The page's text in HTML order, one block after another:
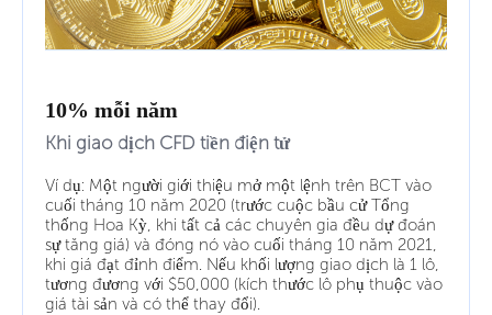
10% mỗi năm
Khi giao dịch CFD tiền điện tử
Ví dụ: Một người giới thiệu mở một lệnh trên BCT vào
cuối tháng 10 năm 2020 (trước cuộc bầu cử Tổng
thống Hoa Kỳ, khi tất cả các chuyên gia đều dự đoán
sự tăng giá) và đóng nó vào cuối tháng 10 năm 2021,
khi giá đạt đỉnh điểm. Nếu khối lượng giao dịch là 1 lô,
tương đương với $50,000 (kích thước lô phụ thuộc vào
giá tài sản và có thể thay đổi).